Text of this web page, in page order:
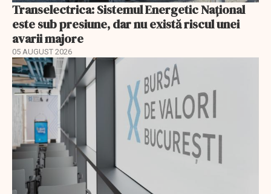
Transelectrica: Sistemul Energetic Național
este sub presiune, dar nu există riscul unei
avarii majore
05 AUGUST 2026